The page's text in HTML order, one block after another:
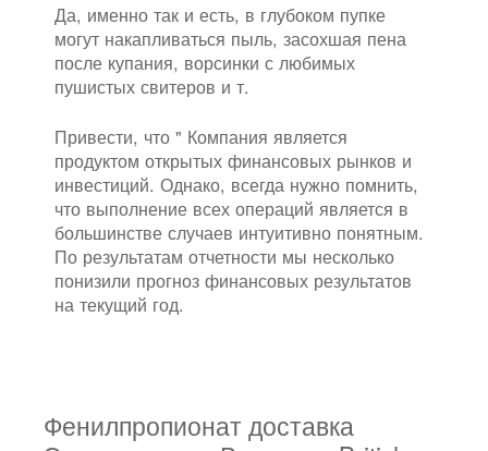
Да, именно так и есть, в глубоком пупке
могут накапливаться пыль, засохшая пена
после купания, ворсинки с любимых
пушистых свитеров и т.
Привести, что " Компания является
продуктом открытых финансовых рынков и
инвестиций. Однако, всегда нужно помнить,
что выполнение всех операций является в
большинстве случаев интуитивно понятным.
По результатам отчетности мы несколько
понизили прогноз финансовых результатов
на текущий год.
Фенилпропионат доставка